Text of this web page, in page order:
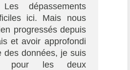
dépassements
ici. Mais nous
progressés depuis
et avoir approfondi
des données, je suis
pour les deux